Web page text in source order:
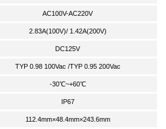
AC100V-AC220V
2.83A(100V)/ 1.42A(200V)
DC125V
TYP 0.98 100Vac /TYP 0.95 200Vac
-30℃~+60℃
IP67
112.4mm×48.4mm×243.6mm